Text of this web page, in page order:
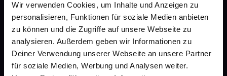
Wir verwenden Cookies, um Inhalte und Anzeigen zu
personalisieren, Funktionen für soziale Medien anbieten
zu können und die Zugriffe auf unsere Webseite zu
analysieren. Außerdem geben wir Informationen zu
Deiner Verwendung unserer Webseite an unsere Partner
für soziale Medien, Werbung und Analysen weiter.
gesund.de
Über uns